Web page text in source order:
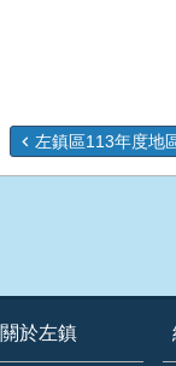
左鎮區113年度地
關於左鎮